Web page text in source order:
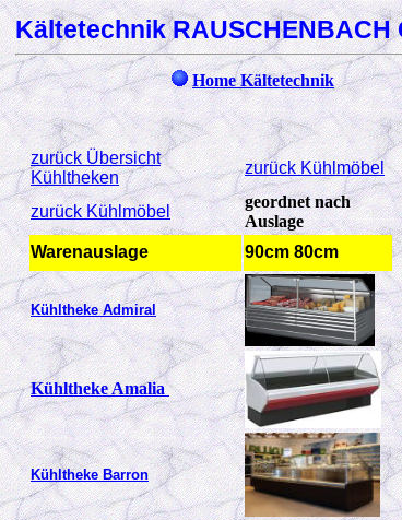
Kältetechnik RAUSCHENBACH
Home Kältetechnik
zurück Übersicht
Kühltheken
zurück Kühlmöbel
zurück Kühlmöbel
geordnet nach
Auslage
Warenauslage
90cm 80cm
Kühltheke Admiral
Kühltheke Amalia
Kühltheke Barron